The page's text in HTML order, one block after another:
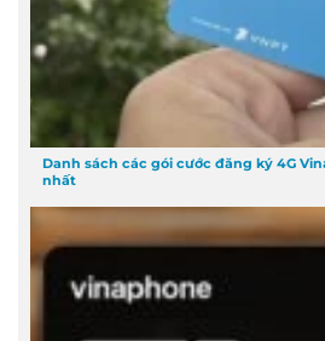
Danh sách các gói cước đăng ký 4G
nhất